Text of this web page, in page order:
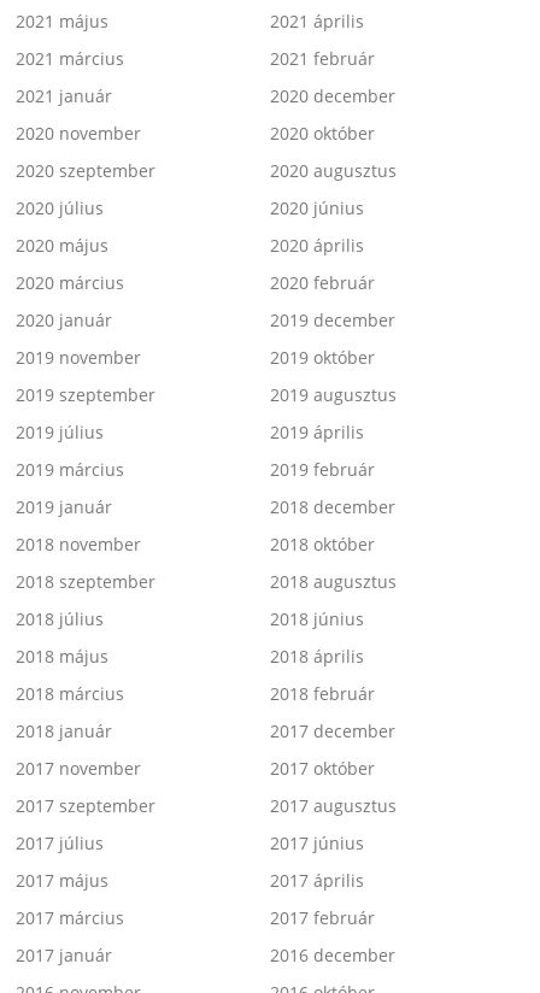
2021 május
2021 április
2021 március
2021 február
2021 január
2020 december
2020 november
2020 október
2020 szeptember
2020 augusztus
2020 július
2020 június
2020 május
2020 április
2020 március
2020 február
2020 január
2019 december
2019 november
2019 október
2019 szeptember
2019 augusztus
2019 július
2019 április
2019 március
2019 február
2019 január
2018 december
2018 november
2018 október
2018 szeptember
2018 augusztus
2018 július
2018 június
2018 május
2018 április
2018 március
2018 február
2018 január
2017 december
2017 november
2017 október
2017 szeptember
2017 augusztus
2017 július
2017 június
2017 május
2017 április
2017 március
2017 február
2017 január
2016 december